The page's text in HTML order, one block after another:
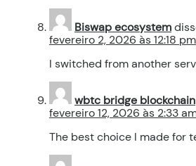
Biswap ecosystem
fevereiro 2, 2026 às 12:18 pm
I switched from another
wbtc bridge blockchain
fevereiro 12, 2026 às 2:33
The best choice I made for